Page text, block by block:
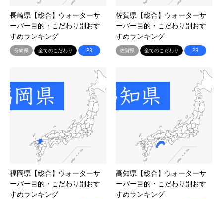
長崎県【総合】ウォーターサ
ーバー目的・こだわり別おす
すめランキング
長崎県 全てのこだわり PR
佐賀県【総合】ウォーターサ
ーバー目的・こだわり別おす
すめランキング
佐賀県 全てのこだわり PR
福岡県【総合】ウォーターサ
ーバー目的・こだわり別おす
すめランキング
高知県【総合】ウォーターサ
ーバー目的・こだわり別おす
すめランキング